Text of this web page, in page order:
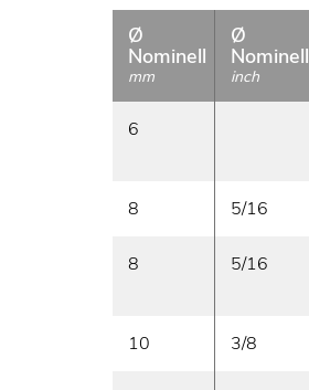
Ø
Nominell
mm
Ø
Nominell
inch
6
8 5/16
8 5/16
10 3/8